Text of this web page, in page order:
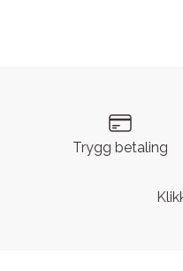
Trygg betaling